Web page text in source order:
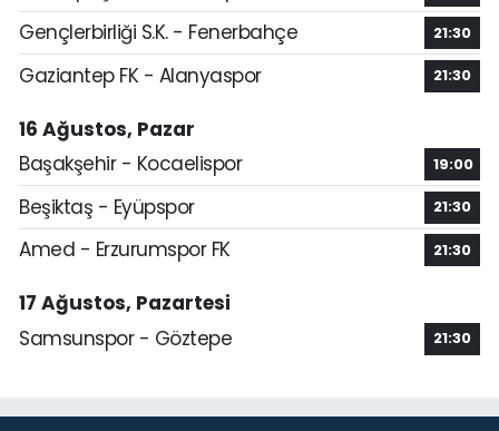
Gençlerbirliği S.K. - Fenerbahçe
21:30
Gaziantep FK - Alanyaspor 21:30
16 Ağustos, Pazar
Başakşehir - Kocaelispor
19:00
Beşiktaş - Eyüpspor 21:30
Amed - Erzurumspor FK 21:30
17 Ağustos, Pazartesi
Samsunspor - Göztepe
21:30